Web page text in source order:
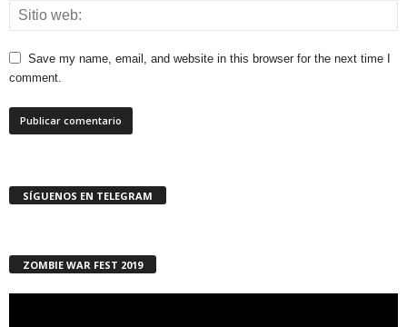
Save my name, email, and website in this browser for the next time I
comment.
SÍGUENOS EN TELEGRAM
ZOMBIE WAR FEST 2019